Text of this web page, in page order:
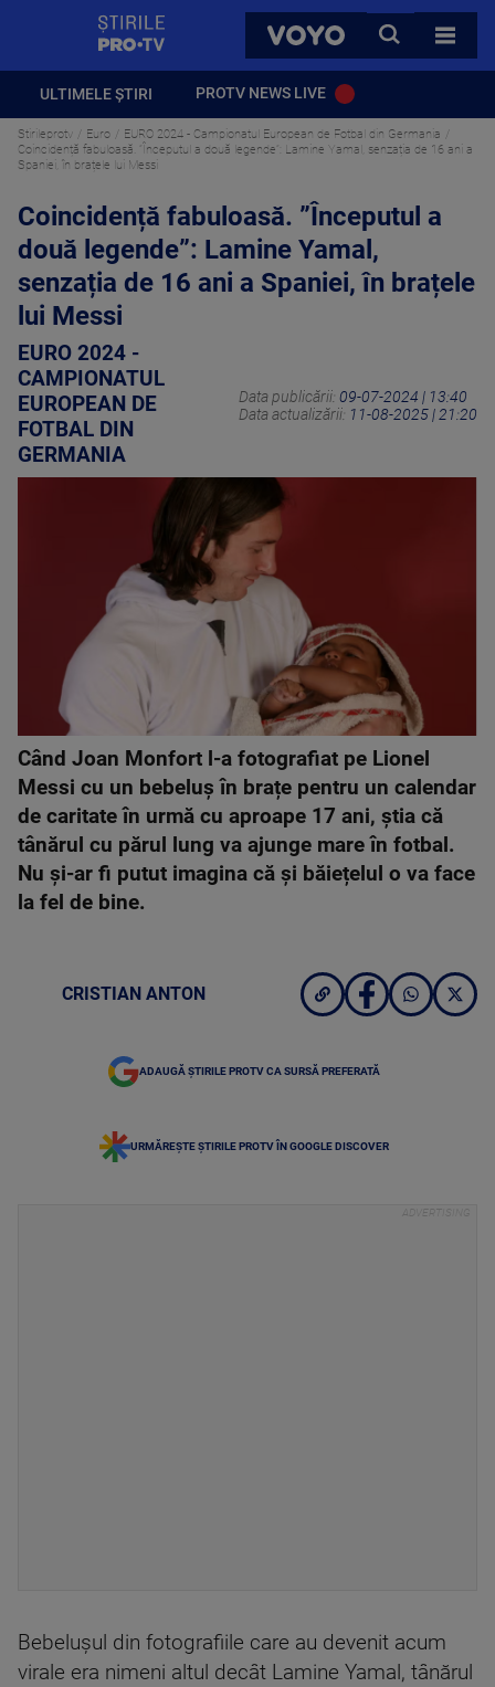
VOYO
CAUTA
TOATE
ULTIMELE ȘTIRI PROTV NEWS LIVE
Stirileprotv Euro
EURO 2024 - Campionatul European de Fotbal din Germania
Coincidență fabuloasă. ”Începutul a două legende”: Lamine Yamal, senzația de 16 ani a
Spaniei, în brațele lui Messi
Coincidență fabuloasă. ”Începutul a
două legende”: Lamine Yamal,
senzația de 16 ani a Spaniei, în brațele
lui Messi
EURO 2024 -
CAMPIONATUL
EUROPEAN DE
FOTBAL DIN
GERMANIA
Data publicării: 09-07-2024 | 13:40
Data actualizării: 11-08-2025 | 21:20
Când Joan Monfort l-a fotografiat pe Lionel
Messi cu un bebeluș în brațe pentru un calendar
de caritate în urmă cu aproape 17 ani, știa că
tânărul cu părul lung va ajunge mare în fotbal.
Nu și-ar fi putut imagina că și băiețelul o va face
la fel de bine.
CRISTIAN ANTON
ADAUGĂ ȘTIRILE PROTV CA SURSĂ PREFERATĂ
URMĂREȘTE ȘTIRILE PROTV ÎN GOOGLE DISCOVER
Bebelușul din fotografiile care au devenit acum
virale era nimeni altul decât Lamine Yamal, tânărul